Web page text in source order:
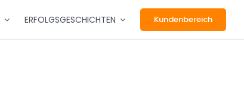
ERFOLGSGESCHICHTEN Kundenbereich